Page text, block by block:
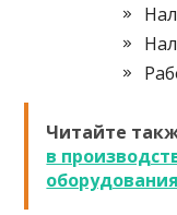
Читайте
в